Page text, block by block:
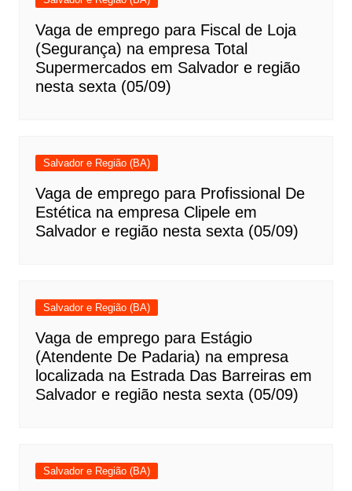
Vaga de emprego para Fiscal de Loja
(Segurança) na empresa Total
Supermercados em Salvador e região
nesta sexta (05/09)
Salvador e Região (BA)
Vaga de emprego para Profissional De
Estética na empresa Clipele em
Salvador e região nesta sexta (05/09)
Salvador e Região (BA)
Vaga de emprego para Estágio
(Atendente De Padaria) na empresa
localizada na Estrada Das Barreiras em
Salvador e região nesta sexta (05/09)
Salvador e Região (BA)